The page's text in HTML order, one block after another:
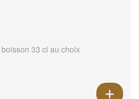
33 cl au choix